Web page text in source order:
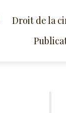
Droit de la